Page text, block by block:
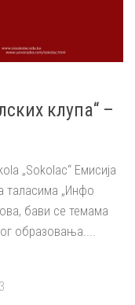
клупа“ –
„Sokolac“ Емисија
таласима „Инфо
бави се темама
образовања....